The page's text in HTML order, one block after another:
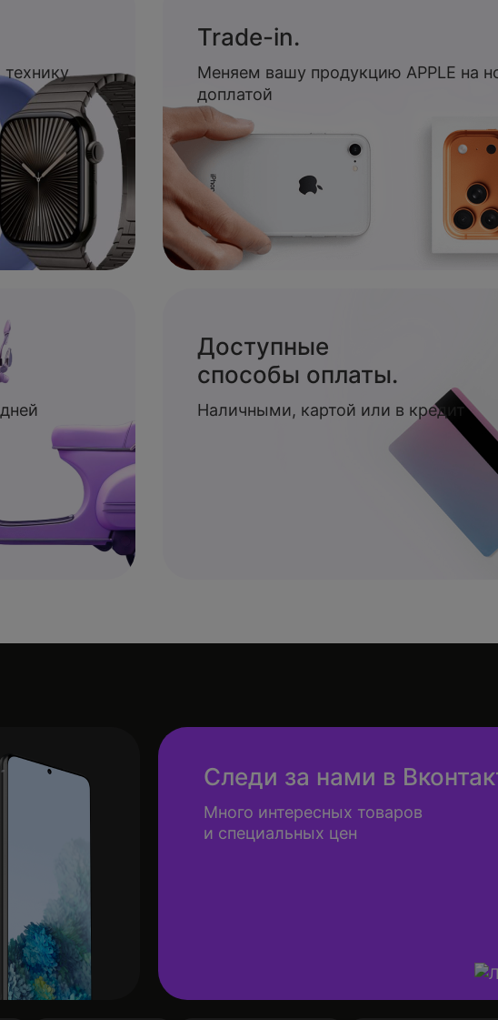
Trade-in.
Меняем вашу продукцию APPLE на
доплатой
Доступные
способы оплаты.
Наличными, картой или в кредит
Следи за нами в
Много интересных товаров
и специальных цен